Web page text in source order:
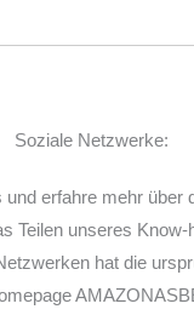
Soziale Netzwerke:
und erfahre mehr über
Teilen unseres Know-
hat die